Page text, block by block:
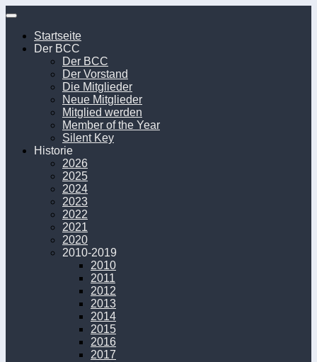
Unter
Inhalt
Startseite
Der BCC
Der BCC
Der Vorstand
Die Mitglieder
Neue Mitglieder
Mitglied werden
Member of the Year
Silent Key
Historie
2026
2025
2024
2023
2022
2021
2020
2010-2019
2010
2011
2012
2013
2014
2015
2016
2017